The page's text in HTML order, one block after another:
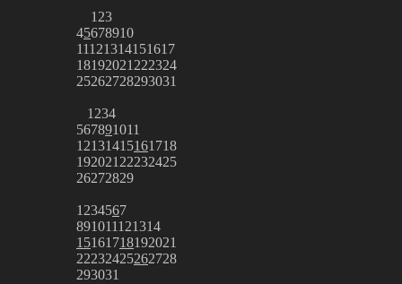
1 23
45678910
11121314151617
18192021 222324
25262728293031
1 234
567891011
12131415161718
192021 22232425
26272829
1 234567
891011121314
15161718192021
22232425262728
293031